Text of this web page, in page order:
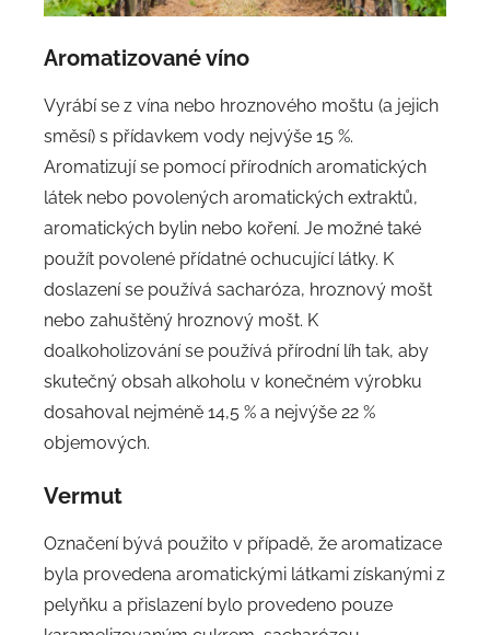
Aromatizované víno
Vyrábí se z vína nebo hroznového moštu (a jejich
směsí) s přídavkem vody nejvýše 15 %.
Aromatizují se pomocí přírodních aromatických
látek nebo povolených aromatických extraktů,
aromatických bylin nebo koření. Je možné také
použít povolené přídatné ochucující látky. K
doslazení se používá sacharóza, hroznový mošt
nebo zahuštěný hroznový mošt. K
doalkoholizování se používá přírodní líh tak, aby
skutečný obsah alkoholu v konečném výrobku
dosahoval nejméně 14,5 % a nejvýše 22 %
objemových.
Vermut
Označení bývá použito v případě, že aromatizace
byla provedena aromatickými látkami získanými z
pelyňku a přislazení bylo provedeno pouze